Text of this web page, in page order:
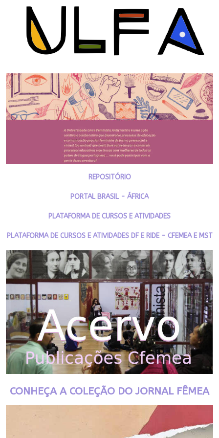
REPOSITÓRIO
PORTAL BRASIL - ÁFRICA
PLATAFORMA DE CURSOS E ATIVIDADES
PLATAFORMA DE CURSOS E ATIVIDADES DF E RIDE - CFEMEA E MST
CONHEÇA A COLEÇÃO DO JORNAL FÊMEA